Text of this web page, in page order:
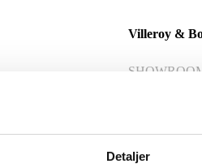
Detaljer
Villeroy &
Villeroy &